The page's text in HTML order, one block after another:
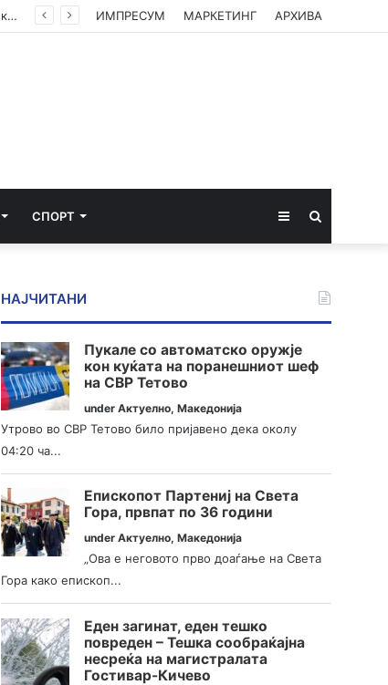
ЦУК со пресек до 13 часот: Активни пожари во Аеродром, Илинден, Босилово, Крива Паланка и Гостивар ИМПРЕСУМ МАРКЕТИНГ АРХИВА
СПОРТ Sidebar
НАЈЧИТАНИ
Пукале со автоматско оружје
кон куќата на поранешниот шеф
на СВР Тетово
underАктуелно,Македонија
Утрово во СВР Тетово било пријавено дека околу
04:20 ча...
Епископот Партениј на Света
Гора, првпат по 36 години
underАктуелно,Македонија
„Ова е неговото прво доаѓање на Света
Гора како епископ...
Еден загинат, еден тешко
повреден – Тешка сообраќајна
несреќа на магистралата
Гостивар-Кичево